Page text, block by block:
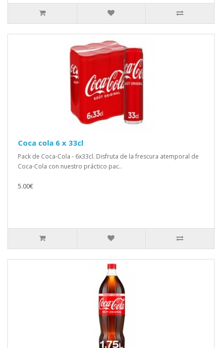
Coca cola 6 x 33cl
Pack de Coca-Cola - 6x33cl. Disfruta de la frescura atemporal de
Coca-Cola con nuestro práctico pac..
5.00€